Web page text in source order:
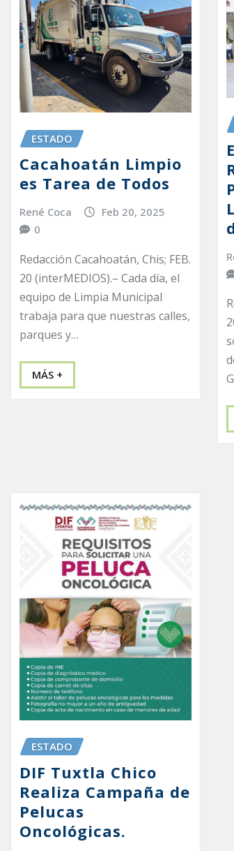
ESTADO
Cacahoatán Limpio
es Tarea de Todos
René Coca
Feb 20, 2025
0
Redacción Cacahoatán, Chis; FEB.
20 (interMEDIOS).– Cada día, el
equipo de Limpia Municipal
trabaja para que nuestras calles,
parques y…
MÁS +
ESTADO
DIF Tuxtla Chico
Realiza Campaña de
Pelucas
Oncológicas.